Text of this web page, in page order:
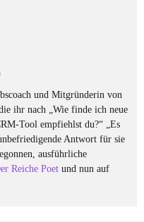
und Mitgründerin von
ihr nach „Wie finde ich neue
Tool empfiehlst du?“ „Es
Antwort für sie
ausführliche
Reiche Poetund nun auf